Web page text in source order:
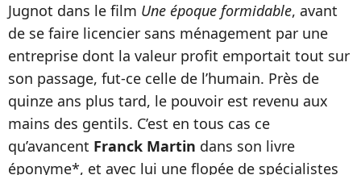
Jugnot dans le film Une époque formidable, avant
de se faire licencier sans ménagement par une
entreprise dont la valeur profit emportait tout sur
son passage, fut-ce celle de l’humain. Près de
quinze ans plus tard, le pouvoir est revenu aux
mains des gentils. C’est en tous cas ce
qu’avancent Franck Martin dans son livre
éponyme*, et avec lui une flopée de spécialistes